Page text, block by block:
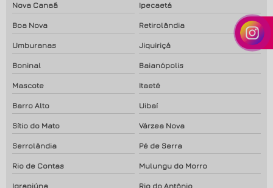
Nova Canaã Ipecaetá
Boa Nova Retirolândia
Umburanas Jiquiriçá
Boninal Baianópolis
Mascote Itaeté
Barro Alto Uibaí
Sítio do Mato Várzea Nova
Serrolândia Pé de Serra
Rio de Contas Mulungu do Morro
Igrapiúna Rio do Antônio